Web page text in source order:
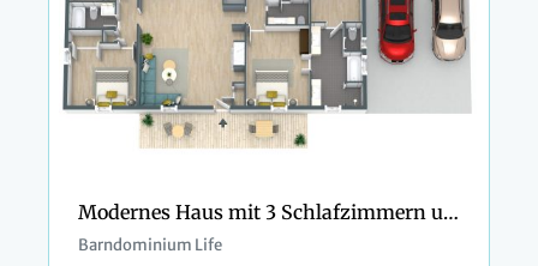
Modernes Haus mit 3 Schlafzimmern und 3 Bädern
Barndominium Life